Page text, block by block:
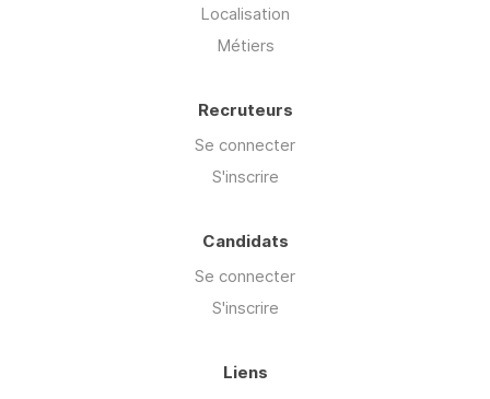
Localisation
Métiers
Recruteurs
Se connecter
S'inscrire
Candidats
Se connecter
S'inscrire
Liens